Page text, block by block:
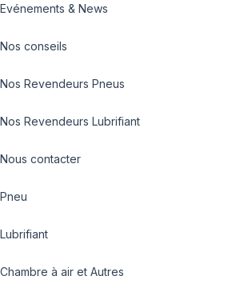
Evénements & News
Nos conseils
Nos Revendeurs Pneus
Nos Revendeurs Lubrifiant
Nous contacter
Pneu
Lubrifiant
Chambre à air et Autres